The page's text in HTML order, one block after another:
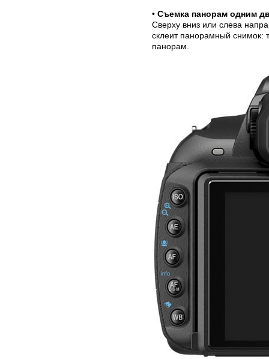
•Съемка панорам одним
Сверху вниз или слева
склеит панорамный снимок:
панорам.